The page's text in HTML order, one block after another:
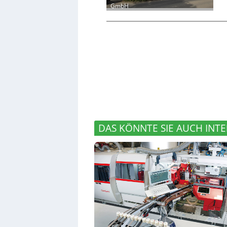
GmbH
DAS KÖNNTE SIE AUCH